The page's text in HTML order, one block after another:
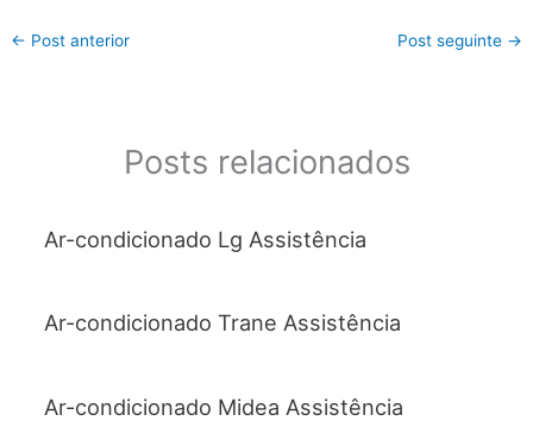
← Post anterior Post seguinte →
Posts relacionados
Ar-condicionado Lg Assistência
Ar-condicionado Trane Assistência
Ar-condicionado Midea Assistência